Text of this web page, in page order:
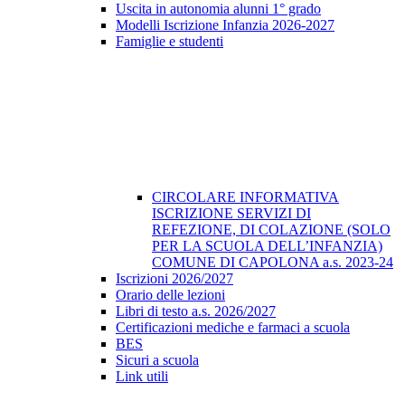
Uscita in autonomia alunni 1° grado
Modelli Iscrizione Infanzia 2026-2027
Famiglie e studenti
CIRCOLARE INFORMATIVA
ISCRIZIONE SERVIZI DI
REFEZIONE, DI COLAZIONE (SOLO
PER LA SCUOLA DELL’INFANZIA)
COMUNE DI CAPOLONA a.s. 2023-24
Iscrizioni 2026/2027
Orario delle lezioni
Libri di testo a.s. 2026/2027
Certificazioni mediche e farmaci a scuola
BES
Sicuri a scuola
Link utili